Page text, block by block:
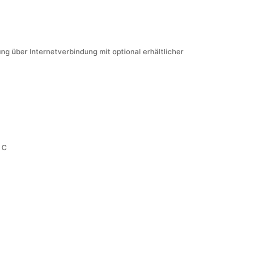
über Internetverbindung mit optional erhältlicher